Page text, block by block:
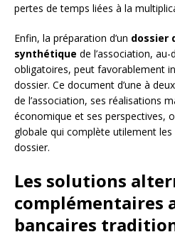
pertes de temps liées à la
Enfin, la préparation d’un dossier
synthétique de l’association,
obligatoires, peut favorablement
dossier. Ce document d’une à
de l’association, ses réalisations
économique et ses perspectives,
globale qui complète utilement
dossier.
Les solutions
complémentaires
bancaires